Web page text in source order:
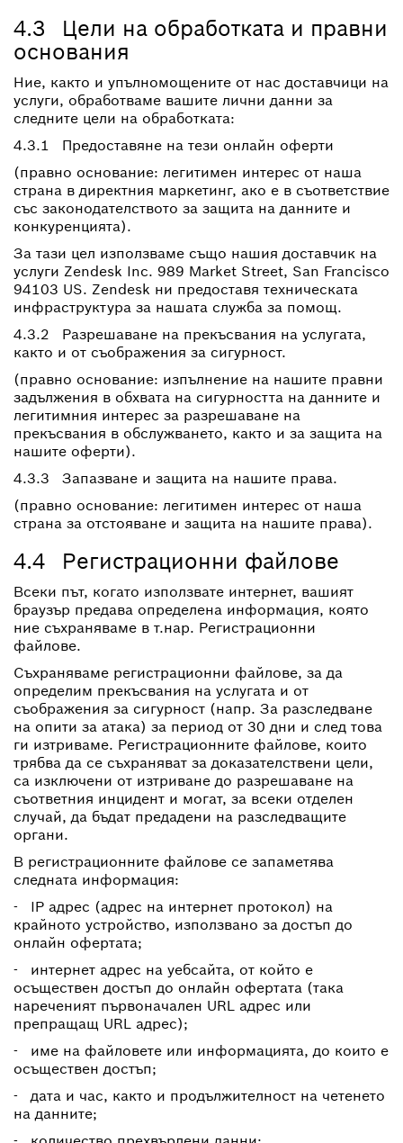
4.3 Цели на обработката и правни
основания
Ние, както и упълномощените от нас доставчици на
услуги, обработваме вашите лични данни за
следните цели на обработката:
4.3.1 Предоставяне на тези онлайн оферти
(правно основание: легитимен интерес от наша
страна в директния маркетинг, ако е в съответствие
със законодателството за защита на данните и
конкуренцията).
За тази цел използваме също нашия доставчик на
услуги Zendesk Inc. 989 Market Street, San Francisco
94103 US. Zendesk ни предоставя техническата
инфраструктура за нашата служба за помощ.
4.3.2 Разрешаване на прекъсвания на услугата,
както и от съображения за сигурност.
(правно основание: изпълнение на нашите правни
задължения в обхвата на сигурността на данните и
легитимния интерес за разрешаване на
прекъсвания в обслужването, както и за защита на
нашите оферти).
4.3.3 Запазване и защита на нашите права.
(правно основание: легитимен интерес от наша
страна за отстояване и защита на нашите права).
4.4 Регистрационни файлове
Всеки път, когато използвате интернет, вашият
браузър предава определена информация, която
ние съхраняваме в т.нар. Регистрационни
файлове.
Съхраняваме регистрационни файлове, за да
определим прекъсвания на услугата и от
съображения за сигурност (напр. За разследване
на опити за атака) за период от 30 дни и след това
ги изтриваме. Регистрационните файлове, които
трябва да се съхраняват за доказателствени цели,
са изключени от изтриване до разрешаване на
съответния инцидент и могат, за всеки отделен
случай, да бъдат предадени на разследващите
органи.
В регистрационните файлове се запаметява
следната информация:
- IP адрес (адрес на интернет протокол) на
крайното устройство, използвано за достъп до
онлайн офертата;
- интернет адрес на уебсайта, от който е
осъществен достъп до онлайн офертата (така
нареченият първоначален URL адрес или
препращащ URL адрес);
- име на файловете или информацията, до които е
осъществен достъп;
- дата и час, както и продължителност на четенето
на данните;